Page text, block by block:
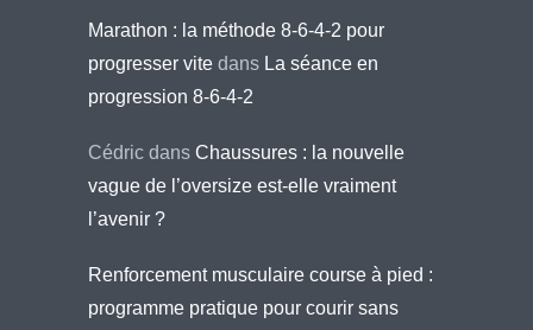
Marathon : la méthode 8-6-4-2 pour
progresser vite dans La séance en
progression 8-6-4-2
Cédric dans Chaussures : la nouvelle
vague de l’oversize est-elle vraiment
l’avenir ?
Renforcement musculaire course à pied :
programme pratique pour courir sans